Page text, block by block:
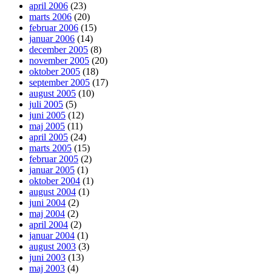
april 2006 (23)
marts 2006 (20)
februar 2006 (15)
januar 2006 (14)
december 2005 (8)
november 2005 (20)
oktober 2005 (18)
september 2005 (17)
august 2005 (10)
juli 2005 (5)
juni 2005 (12)
maj 2005 (11)
april 2005 (24)
marts 2005 (15)
februar 2005 (2)
januar 2005 (1)
oktober 2004 (1)
august 2004 (1)
juni 2004 (2)
maj 2004 (2)
april 2004 (2)
januar 2004 (1)
august 2003 (3)
juni 2003 (13)
maj 2003 (4)